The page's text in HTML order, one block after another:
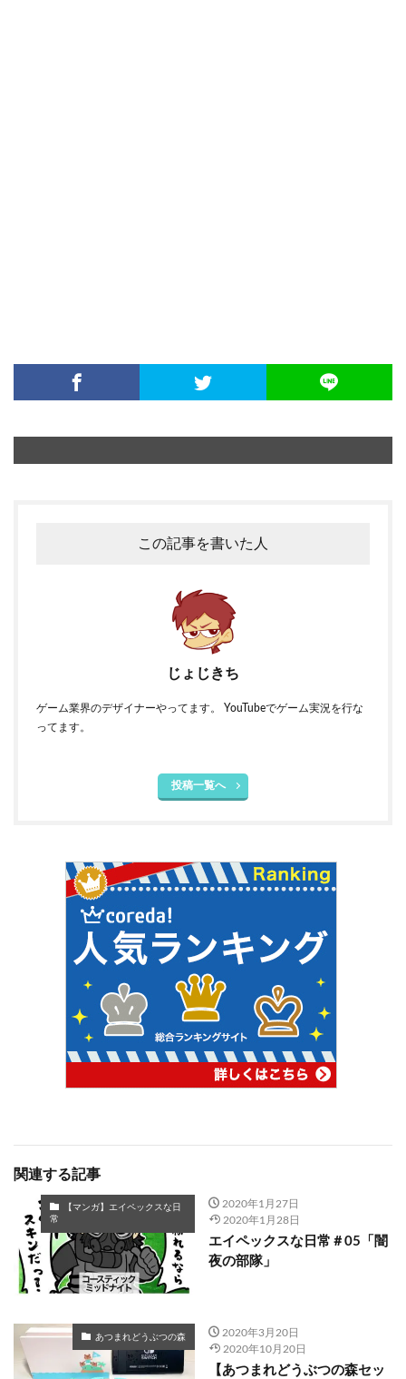
この記事を書いた人
じょじきち
ゲーム業界のデザイナーやってます。 YouTubeでゲーム実況を行な
ってます。
投稿一覧へ
関連する記事
【マンガ】エイペックスな日
常
2020年1月27日
2020年1月28日
エイペックスな日常＃05「闇
夜の部隊」
あつまれどうぶつの森
2020年3月20日
2020年10月20日
【あつまれどうぶつの森セッ